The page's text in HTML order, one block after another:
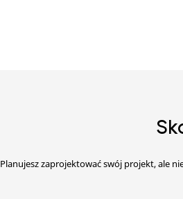
Planujesz zaprojektować swój projekt, ale